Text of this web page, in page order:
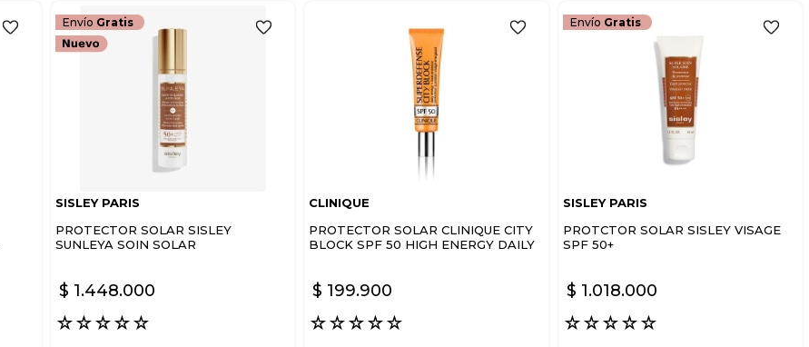
Envío Gratis
SISLEY PARIS
PROTECTOR SOLAR SISLEY
SUNLEYA SOIN SOLAR
$ 1.448.000
☆☆☆☆☆
CLINIQUE
PROTECTOR SOLAR CLINIQUE CITY
BLOCK SPF 50 HIGH ENERGY DAILY
$ 199.900
☆☆☆☆☆
Envío Gratis
SISLEY PARIS
PROTCTOR SOLAR SISLEY VISAGE
SPF 50+
$ 1.018.000
☆☆☆☆☆